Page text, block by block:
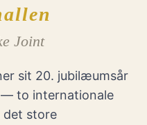
Joint
sit 20. jubilæumsår
to internationale
det store